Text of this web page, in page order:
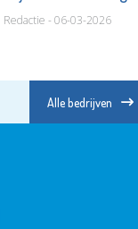
Redactie - 06-03-2026
Alle bedrijven